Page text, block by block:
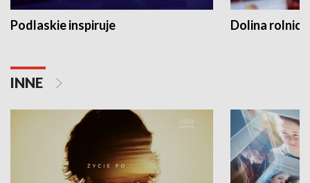
Podlaskie inspiruje Dolina
INNE